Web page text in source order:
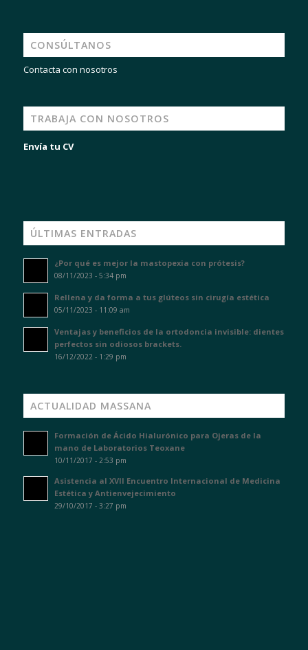
CONSÚLTANOS
Contacta con nosotros
TRABAJA CON NOSOTROS
Envía tu CV
ÚLTIMAS ENTRADAS
¿Por qué es mejor la mastopexia con prótesis?
08/11/2023 - 5:34 pm
Rellena y da forma a tus glúteos sin cirugía estética
05/11/2023 - 11:09 am
Ventajas y beneficios de la ortodoncia invisible: dientes
perfectos sin odiosos brackets.
16/12/2022 - 1:29 pm
ACTUALIDAD MASSANA
Formación de Ácido Hialurónico para Ojeras de la
mano de Laboratorios Teoxane
10/11/2017 - 2:53 pm
Asistencia al XVII Encuentro Internacional de Medicina
Estética y Antienvejecimiento
29/10/2017 - 3:27 pm